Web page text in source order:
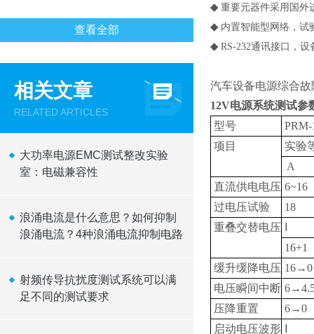
查看全部
相关文章
RELATED ARTICLES
大功率电源EMC测试整改实验
室：电磁兼容性
浪涌电流是什么意思？如何抑制
浪涌电流？4种浪涌电流抑制电路
射频传导抗扰度测试系统可以满
足不同的测试要求
◆ 重要元器件采用国外
◆ 内置智能型网络，试
◆ RS-232通讯接口，设
汽车设备电源综合
12V电源系统测试参
型号
PRM-
项目
实验
A
直流供电电压 6~16
过电压试验
18
重叠交替电压
16+1
缓升缓降电压 16
电压瞬间中断 6
压降重置
6→0
启动电压波形